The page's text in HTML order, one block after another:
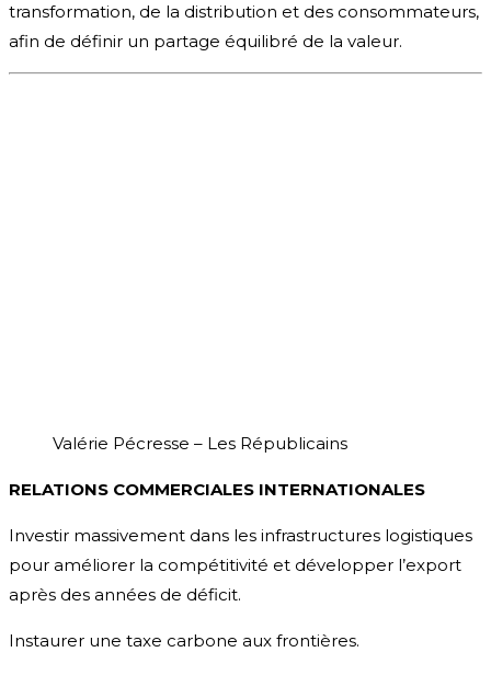
transformation, de la distribution et des consommateurs,
afin de définir un partage équilibré de la valeur.
Valérie Pécresse – Les Républicains
RELATIONS COMMERCIALES INTERNATIONALES
Investir massivement dans les infrastructures logistiques
pour améliorer la compétitivité et développer l’export
après des années de déficit.
Instaurer une taxe carbone aux frontières.